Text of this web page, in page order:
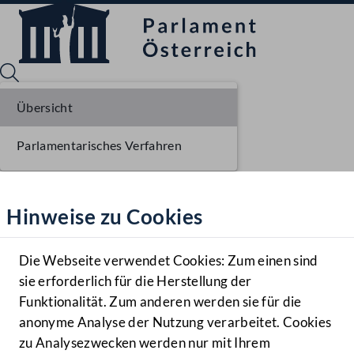
Hilfe
Benutzer
Navigationsmenü öffnen
MENÜ
Hinweise zu Cookies
Die Webseite verwendet Cookies: Zum einen sind
sie erforderlich für die Herstellung der
Funktionalität. Zum anderen werden sie für die
anonyme Analyse der Nutzung verarbeitet. Cookies
zu Analysezwecken werden nur mit Ihrem
Übersicht
Parlamentarisches Verfahren